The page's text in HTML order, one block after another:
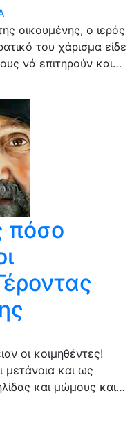
οικουμένης, ο ιερός
του χάρισμα είδε
νά επιτηρούν και…
πόσο
οι κοιμηθέντες!
μετάνοια και ως
και μώμους και…